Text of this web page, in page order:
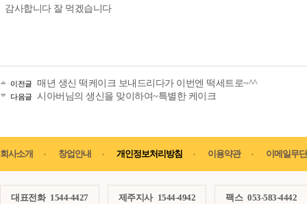
감사합니다 잘 먹겠습니다
이전글 매년 생신 떡케이크 보내드리다가 이번엔 떡세트로~^^
다음글 시아버님의 생신을 맞이하여~특별한 케이크
회사소개 창업안내 개인정보처리방침 이용약관 이메일무
대표전화 1544-4427 제주지사 1544-4942 팩스 053-583-4442